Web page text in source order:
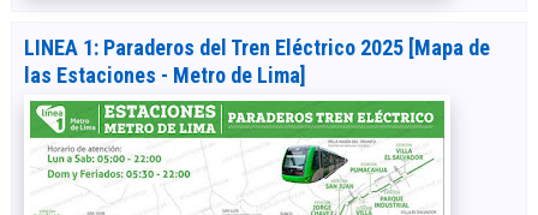
LINEA 1: Paraderos del Tren Eléctrico 2025 [Mapa de
las Estaciones - Metro de Lima]